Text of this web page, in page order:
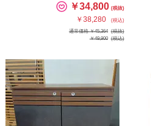
￥34,800 (税抜)
￥38,280
(税込)
通常価格 ￥45,364 (税抜)
￥49,900 (税込)